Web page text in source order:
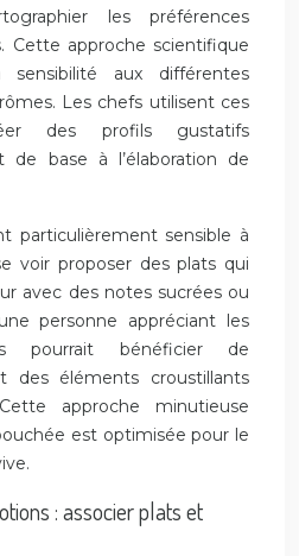
les préférences
Cette approche scientifique
sensibilité aux différentes
Les chefs utilisent ces
des profils gustatifs
de base à l’élaboration de
particulièrement sensible à
voir proposer des plats qui
avec des notes sucrées ou
personne appréciant les
pourrait bénéficier de
des éléments croustillants
approche minutieuse
est optimisée pour le
: associer plats et